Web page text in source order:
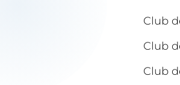
Club
Club
Club